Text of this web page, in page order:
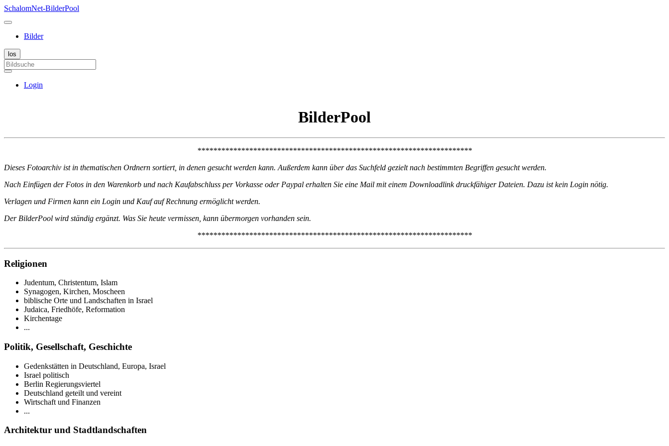
SchalomNet-BilderPool
Bilder
Login
BilderPool
*********************************************************************
Dieses Fotoarchiv ist in thematischen Ordnern sortiert, in denen gesucht werden kann. Außerdem kann über das Suchfeld gezielt nach bestimmten Begriffen gesucht werden.
Nach Einfügen der Fotos in den Warenkorb und nach Kaufabschluss per Vorkasse oder Paypal erhalten Sie eine Mail mit einem Downloadlink druckfähiger Dateien. Dazu ist kein Login nötig.
Verlagen und Firmen kann ein Login und Kauf auf Rechnung ermöglicht werden.
Der BilderPool wird ständig ergänzt. Was Sie heute vermissen, kann übermorgen vorhanden sein.
*********************************************************************
Religionen
Judentum, Christentum, Islam
Synagogen, Kirchen, Moscheen
biblische Orte und Landschaften in Israel
Judaica, Friedhöfe, Reformation
Kirchentage
...
Politik, Gesellschaft, Geschichte
Gedenkstätten in Deutschland, Europa, Israel
Israel politisch
Berlin Regierungsviertel
Deutschland geteilt und vereint
Wirtschaft und Finanzen
...
Architektur und Stadtlandschaften